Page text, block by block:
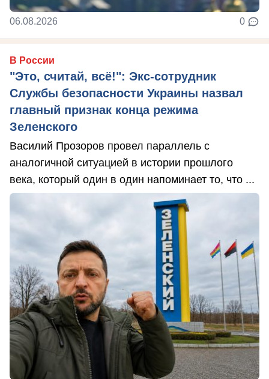
06.08.2026 0
В России
"Это, считай, всё!": Экс-сотрудник
Службы безопасности Украины назвал
главный признак конца режима
Зеленского
Василий Прозоров провел параллель с
аналогичной ситуацией в истории прошлого
века, который один в один напоминает то, что ...